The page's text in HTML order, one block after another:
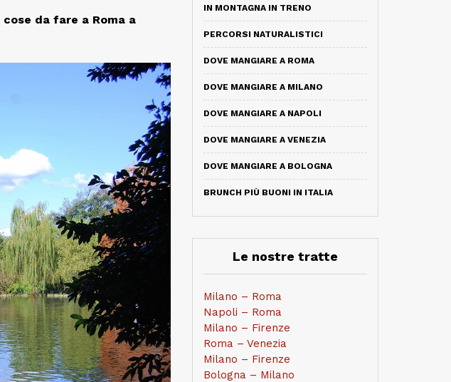
cose da fare a Roma a
IN MONTAGNA IN TRENO
PERCORSI NATURALISTICI
DOVE MANGIARE A ROMA
DOVE MANGIARE A MILANO
DOVE MANGIARE A NAPOLI
DOVE MANGIARE A VENEZIA
DOVE MANGIARE A BOLOGNA
BRUNCH PIÙ BUONI IN ITALIA
Le nostre tratte
Milano – Roma
Napoli – Roma
Milano – Firenze
Roma – Venezia
Milano – Firenze
Bologna – Milano